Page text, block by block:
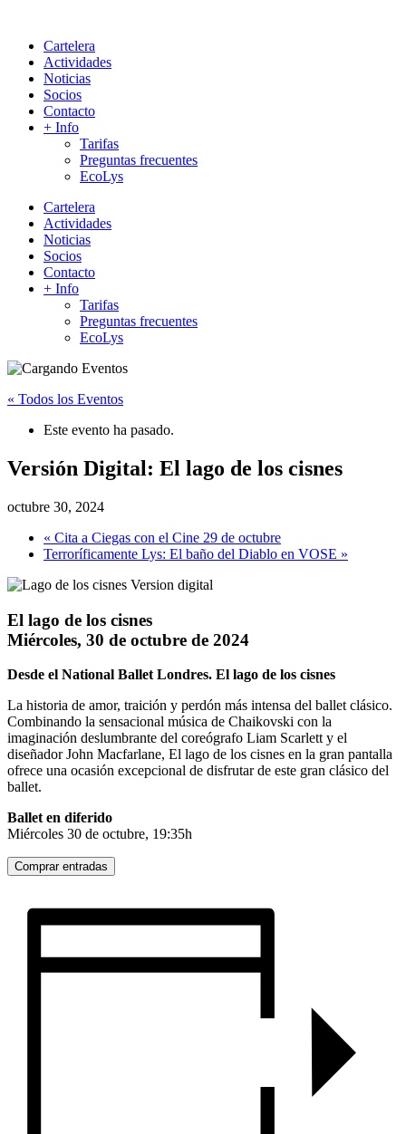
Cartelera
Actividades
Noticias
Socios
Contacto
+ Info
Tarifas
Preguntas frecuentes
EcoLys
Cartelera
Actividades
Noticias
Socios
Contacto
+ Info
Tarifas
Preguntas frecuentes
EcoLys
« Todos los Eventos
Este evento ha pasado.
Versión Digital: El lago de los cisnes
octubre 30, 2024
« Cita a Ciegas con el Cine 29 de octubre
Terroríficamente Lys: El baño del Diablo en VOSE »
El lago de los cisnes
Miércoles, 30 de octubre de 2024
Desde el National Ballet Londres. El lago de los cisnes
La historia de amor, traición y perdón más intensa del ballet clásico.
Combinando la sensacional música de Chaikovski con la
imaginación deslumbrante del coreógrafo Liam Scarlett y el
diseñador John Macfarlane, El lago de los cisnes en la gran pantalla
ofrece una ocasión excepcional de disfrutar de este gran clásico del
ballet.
Ballet en diferido
Miércoles 30 de octubre, 19:35h
Comprar entradas